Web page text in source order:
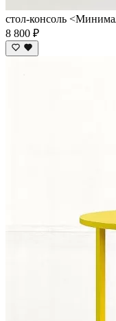
стол-консоль
8 800 ₽